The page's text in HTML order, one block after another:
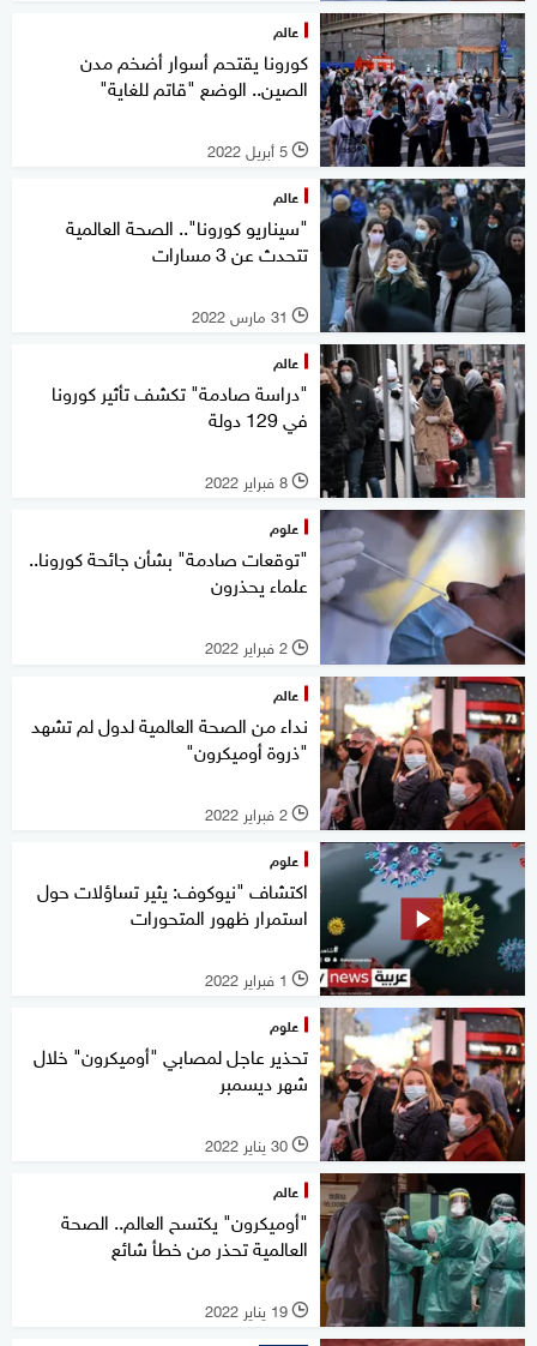
عالم
كورونا يقتحم أسوار أضخم مدن
الصين.. الوضع "قاتم للغاية"
l 5 أبريل 2022
عالم
"سيناريو كورونا".. الصحة العالمية
تتحدث عن 3 مسارات
l 31 مارس 2022
عالم
"دراسة صادمة" تكشف تأثير كورونا
في 129 دولة
l 8 فبراير 2022
علوم
"توقعات صادمة" بشأن جائحة كورونا..
علماء يحذرون
l 2 فبراير 2022
عالم
نداء من الصحة العالمية لدول لم تشهد
"ذروة أوميكرون"
l 2 فبراير 2022
علوم
اكتشاف "نيوكوف: يثير تساؤلات حول
استمرار ظهور المتحورات
l 1 فبراير 2022
علوم
تحذير عاجل لمصابي "أوميكرون" خلال
شهر ديسمبر
l 30 يناير 2022
عالم
"أوميكرون" يكتسح العالم.. الصحة
العالمية تحذر من خطأ شائع
l 19 يناير 2022